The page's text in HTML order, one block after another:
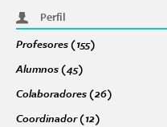
Perfil
Profesores (155)
Alumnos (45)
Colaboradores (26) Apply
Coordinador (12)